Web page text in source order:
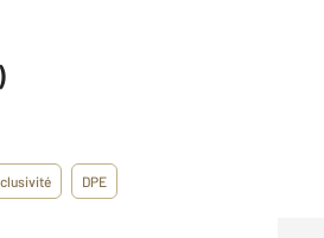
DPE